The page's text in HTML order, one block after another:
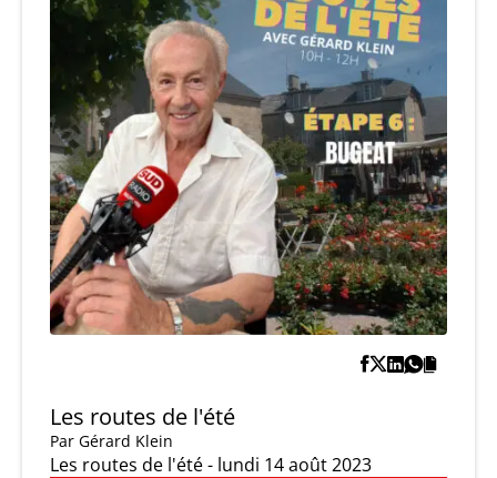
Les routes de l'été
Par Gérard Klein
Les routes de l'été - lundi 14 août 2023